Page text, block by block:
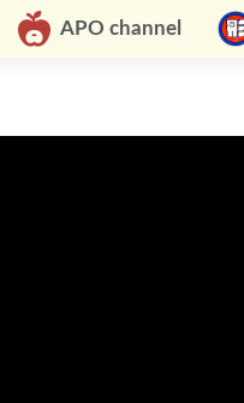
APO channel